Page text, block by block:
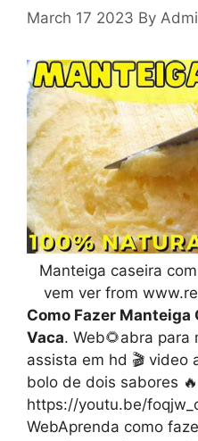
March 17 2023 By
Manteiga caseira
vem ver from
Como Fazer Manteiga
Vaca. Web🌻abra para
assista em hd 🎬 video
bolo de dois sabores 🔥
https://youtu.be/
WebAprenda como